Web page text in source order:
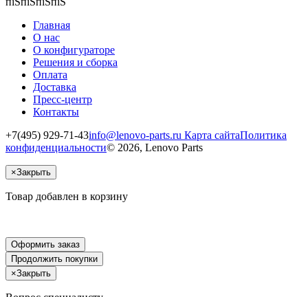
Главная
О нас
О конфигураторе
Решения и сборка
Оплата
Доставка
Пресс-центр
Контакты
+7(495) 929-71-43info@lenovo-parts.ru Карта сайтаПолитика
конфиденциальности© 2026, Lenovo Parts
×Закрыть
Товар добавлен в корзину
Оформить заказ
Продолжить покупки
×Закрыть